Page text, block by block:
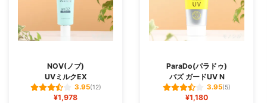
NOV(ノブ)
UVミルクEX
3.95(12)
¥1,978
ParaDo(パラドゥ)
バズ ガードUV N
3.95(5)
¥1,180